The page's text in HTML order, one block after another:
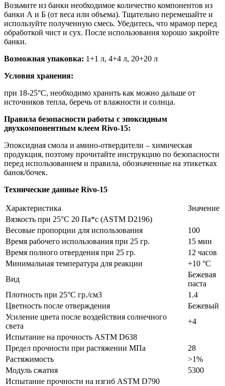
Возьмите из банки необходимое количество компонентов из
банки А и Б (от веса или объема). Тщательно перемешайте и
используйте полученную смесь. Убедитесь, что мрамор перед
обработкой чист и сух. После использования хорошо закройте
банки.
Возможная упаковка: 1+1 л, 4+4 л, 20+20 л
Условия хранения:
при 18-25°С, необходимо хранить как можно дальше от
источников тепла, беречь от влажности и солнца.
Правила безопасности работы с эпоксидным
двухкомпонентным клеем Rivo-15:
Эпоксидная смола и амино-отвердители – химическая
продукция, поэтому прочитайте инструкцию по безопасности
перед использованием и правила, обозначенные на этикетках
банок/бочек.
Технические данные Rivo-15
Характеристика
Значение
Вязкость при 25°C 20 Па*с (ASTM D2196)
Весовые пропорции для использования
100
Время рабочего использования при 25 гр.
15 мин
Время полного отвердения при 25 гр.
12 часов
Минимальная температура для реакции
+10 °С
Вид
Бежевая
паста
Плотность при 25°C гр./см3
1.4
Цветность после отверждения
Бежевый
Усиление цвета после воздействия солнечного
света
+4
Испытание на прочность ASTM D638
Предел прочности при растяжении МПа
28
Растяжимость
>1%
Модуль сжатия
5300
Испытание прочности на изгиб ASTM D790